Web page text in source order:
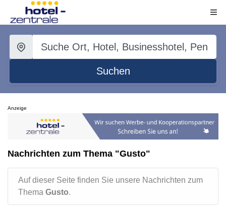
Suchen
Anzeige
Nachrichten zum Thema "Gusto"
Auf dieser Seite finden Sie unsere Nachrichten zum
Thema Gusto.